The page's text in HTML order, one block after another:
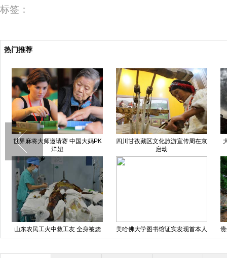
标签：
热门推荐
世界麻将大师邀请赛 中国大妈PK
洋妞
四川甘孜藏区文化旅游宣传周在京
启动
山东农民工火中救工友 全身被烧
伤99%
美哈佛大学图书馆证实发现首本人
皮书 皮肤来自女人背部